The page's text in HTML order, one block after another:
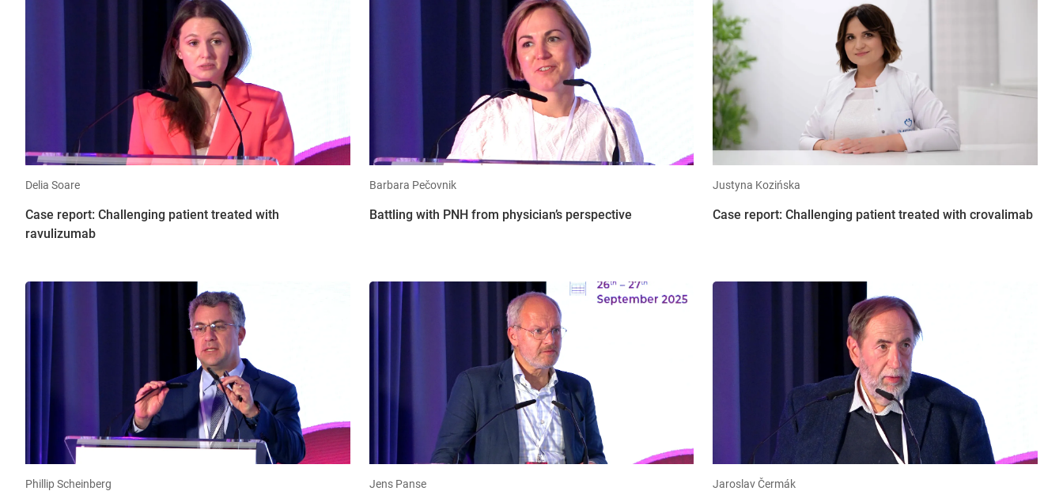
Delia Soare
Case report: Challenging patient treated with
ravulizumab
Barbara Pečovnik
Battling with PNH from physician’s perspective
Justyna Kozińska
Case report: Challenging patient treated with crovalimab
Phillip Scheinberg Jens Panse Jaroslav Čermák